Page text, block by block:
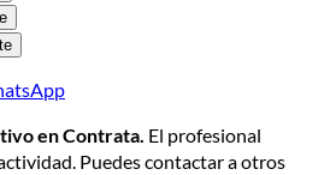
en Contrata. El profesional
Puedes contactar a otros